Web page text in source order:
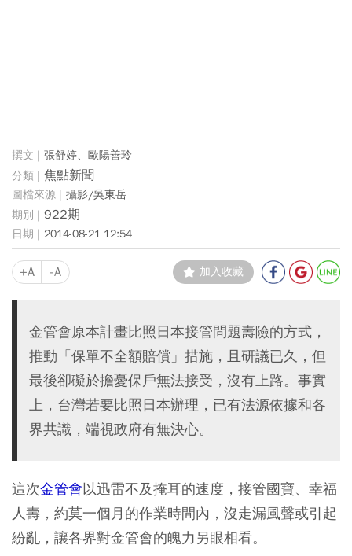
張舒婷、歐陽善玲
焦點新聞
攝影/吳東岳
922期
2014-08-21 12:54
+A -A 加入收藏
金管會原本計畫比照日本接管問題壽險的方式，
推動「保單不全額賠償」措施，且研議已久，但
最後卻礙於擔憂保戶無法接受，沒有上路。事實
上，台灣若要比照日本辦理，已有法源依據和各
界共識，端視政府有無決心。
這次金管會以迅雷不及掩耳的速度，接管國寶、幸福
人壽，約莫一個月的作業時間內，沒走漏風聲或引起
紛亂，讓各界對金管會的魄力另眼相看。